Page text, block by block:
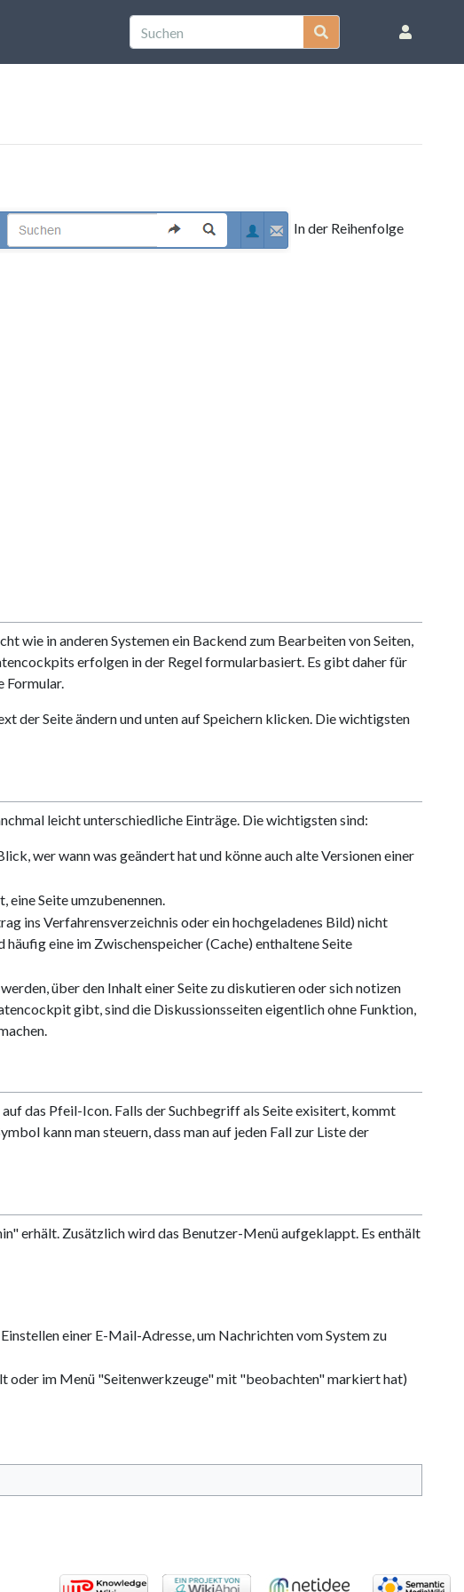
In der Reihenfolge
wie in anderen Systemen ein Backend zum Bearbeiten von Seiten,
erfolgen in der Regel formularbasiert. Es gibt daher für
Formular.
der Seite ändern und unten auf Speichern klicken. Die wichtigsten
leicht unterschiedliche Einträge. Die wichtigsten sind:
wer wann was geändert hat und könne auch alte Versionen einer
Seite umzubenennen.
ins Verfahrensverzeichnis oder ein hochgeladenes Bild) nicht
eine im Zwischenspeicher (Cache) enthaltene Seite
über den Inhalt einer Seite zu diskutieren oder sich notizen
gibt, sind die Diskussionsseiten eigentlich ohne Funktion,
das Pfeil-Icon. Falls der Suchbegriff als Seite exisitert, kommt
kann man steuern, dass man auf jeden Fall zur Liste der
erhält. Zusätzlich wird das Benutzer-Menü aufgeklappt. Es enthält
einer E-Mail-Adresse, um Nachrichten vom System zu
oder im Menü "Seitenwerkzeuge" mit "beobachten" markiert hat)